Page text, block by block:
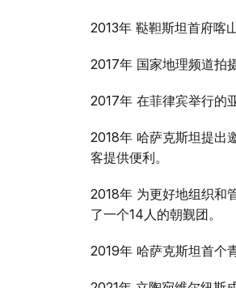
2013年 鞑靼斯坦首府喀
2017年 国家地理频道拍
2017年 在菲律宾举行的
2018年 哈萨克斯坦提出
客提供便利。
2018年 为更好地组织和
了一个14人的朝觐团。
2019年 哈萨克斯坦首个